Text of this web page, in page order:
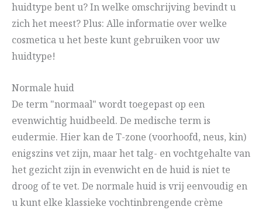
huidtype bent u? In welke omschrijving bevindt u
zich het meest? Plus: Alle informatie over welke
cosmetica u het beste kunt gebruiken voor uw
huidtype!
Normale huid
De term "normaal" wordt toegepast op een
evenwichtig huidbeeld. De medische term is
eudermie. Hier kan de T-zone (voorhoofd, neus, kin)
enigszins vet zijn, maar het talg- en vochtgehalte van
het gezicht zijn in evenwicht en de huid is niet te
droog of te vet. De normale huid is vrij eenvoudig en
u kunt elke klassieke vochtinbrengende crème